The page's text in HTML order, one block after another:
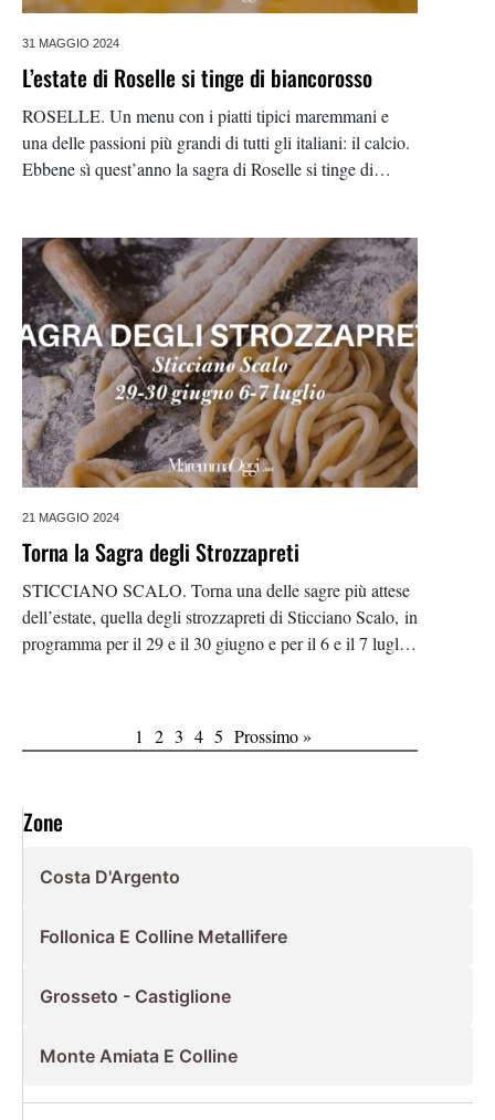
31 MAGGIO 2024
L’estate di Roselle si tinge di biancorosso
ROSELLE. Un menu con i piatti tipici maremmani e
una delle passioni più grandi di tutti gli italiani: il calcio.
Ebbene sì quest’anno la sagra di Roselle si tinge di
21 MAGGIO 2024
Torna la Sagra degli Strozzapreti
STICCIANO SCALO. Torna una delle sagre più attese
dell’estate, quella degli strozzapreti di Sticciano Scalo, in
programma per il 29 e il 30 giugno e per il 6 e il 7 luglio.
1
2 3 4 5 Prossimo »
Zone
Costa D'Argento
Follonica E Colline Metallifere
Grosseto - Castiglione
Monte Amiata E Colline